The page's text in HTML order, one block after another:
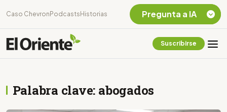
Caso Chevron Podcasts Historias
Suscribirse
Palabra clave: abogados
Pregunta a IA
Listar destinos
Amazonia Ecuatoriana